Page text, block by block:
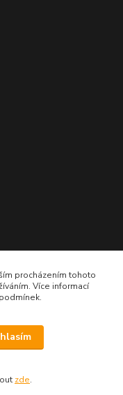
007
práva vyhradené..
procházením tohoto
Více informací
zde.